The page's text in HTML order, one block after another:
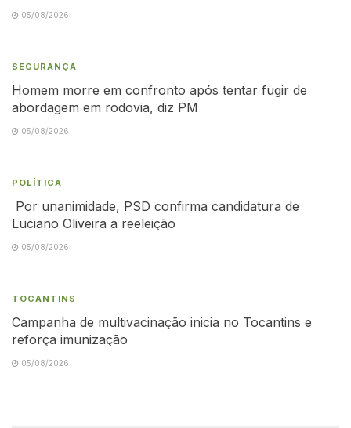
05/08/2026
SEGURANÇA
Homem morre em confronto após tentar fugir de
abordagem em rodovia, diz PM
05/08/2026
POLÍTICA
Por unanimidade, PSD confirma candidatura de
Luciano Oliveira a reeleição
05/08/2026
TOCANTINS
Campanha de multivacinação inicia no Tocantins e
reforça imunização
05/08/2026